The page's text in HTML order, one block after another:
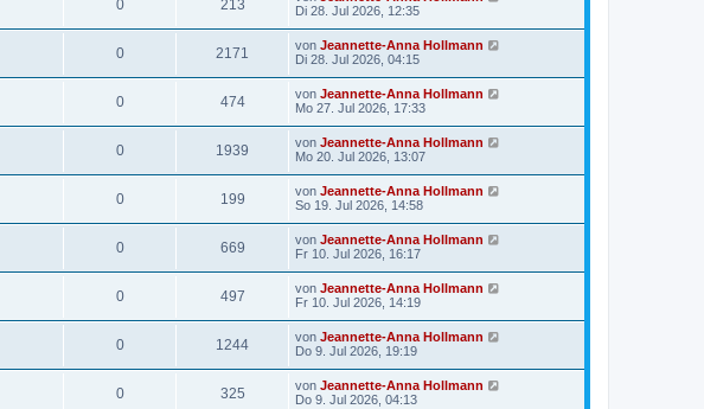
0 213
Di 28. Jul 2026, 12:35
0 2171 von Jeannette-Anna Hollmann
Di 28. Jul 2026, 04:15
0 474 von Jeannette-Anna Hollmann
Mo 27. Jul 2026, 17:33
0 1939 von Jeannette-Anna Hollmann
Mo 20. Jul 2026, 13:07
0 199 von Jeannette-Anna Hollmann
So 19. Jul 2026, 14:58
0 669 von Jeannette-Anna Hollmann
Fr 10. Jul 2026, 16:17
0 497 von Jeannette-Anna Hollmann
Fr 10. Jul 2026, 14:19
0 1244 von Jeannette-Anna Hollmann
Do 9. Jul 2026, 19:19
0 325 von Jeannette-Anna Hollmann
Do 9. Jul 2026, 04:13